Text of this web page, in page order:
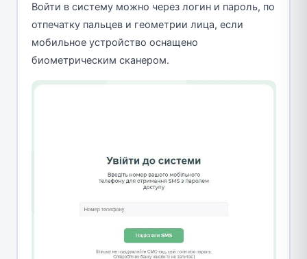
Войти в систему можно через логин и пароль, по
отпечатку пальцев и геометрии лица, если
мобильное устройство оснащено
биометрическим сканером.